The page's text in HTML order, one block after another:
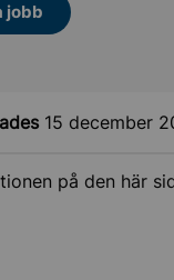
jobb
15 december
på den här